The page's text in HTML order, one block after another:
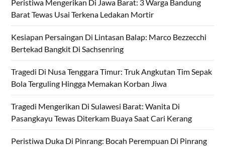
Peristiwa Mengerikan Di Jawa Barat: 3 Warga Bandung
Barat Tewas Usai Terkena Ledakan Mortir
Kesiapan Persaingan Di Lintasan Balap: Marco Bezzecchi
Bertekad Bangkit Di Sachsenring
Tragedi Di Nusa Tenggara Timur: Truk Angkutan Tim Sepak
Bola Terguling Hingga Memakan Korban Jiwa
Tragedi Mengerikan Di Sulawesi Barat: Wanita Di
Pasangkayu Tewas Diterkam Buaya Saat Cari Kerang
Peristiwa Duka Di Pinrang: Bocah Perempuan Di Pinrang